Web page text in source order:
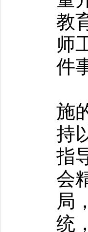
教
师
件
施
持
指
会
局
统